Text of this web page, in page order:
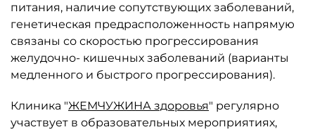
питания, наличие сопутствующих заболеваний,
генетическая предрасположенность напрямую
связаны со скоростью прогрессирования
желудочно- кишечных заболеваний (варианты
медленного и быстрого прогрессирования).
Клиника "ЖЕМЧУЖИНА здоровья" регулярно
участвует в образовательных мероприятиях,